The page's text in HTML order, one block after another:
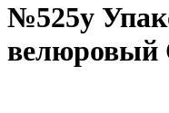
№525у
велюровый